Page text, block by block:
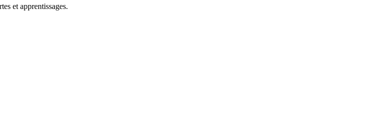
et apprentissages.